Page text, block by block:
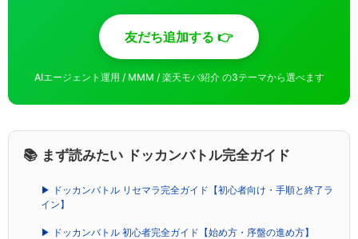
友だち追加する 👉
AIエージェント運用 / MMM / 楽天モバ紹介 の3テーマから選べます
📚 まず読みたい ドッカンバトル完全ガイド
▶ ドッカンバトル リセマラ完全ガイド【初心者向け・手順と終了ラ
イン】
▶ ドッカンバトル 初心者完全ガイド【始め方・序盤の進め方】